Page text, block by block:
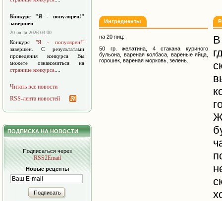
Конкурс "Я - популярен!"
завершен
20 июля 2026 03:00
Конкурс "Я - популярен!"
завершен. С результатами
проведения конкурса Вы
можете ознакомиться на
странице конкурса
Читать все новости
RSS-лента новостей
ПОДПИСКА НА НОВОСТИ
Подписаться через
RSS2Email
Новые рецепты
Подписать
Ингредиенты
на 20 яиц:
50 гр. желатина, 4 стакана куриного
бульона, вареная колбаса, вареные яйца,
горошек, вареная морковь, зелень.
В